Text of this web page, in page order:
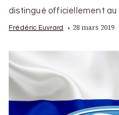
distingué officiellement au
Frédéric Euvrard 28 mars 2019